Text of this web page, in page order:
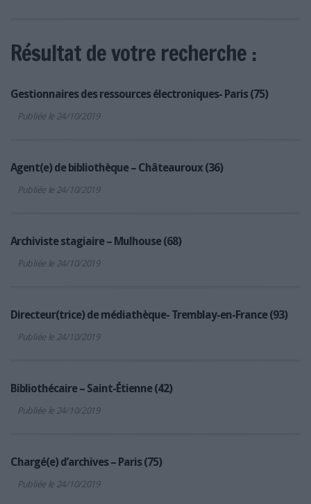
Résultat de votre recherche :
Gestionnaires des ressources électroniques- Paris (75)
Publiée le 24/10/2019
Agent(e) de bibliothèque – Châteauroux (36)
Publiée le 24/10/2019
Archiviste stagiaire – Mulhouse (68)
Publiée le 24/10/2019
Directeur(trice) de médiathèque- Tremblay-en-France (93)
Publiée le 24/10/2019
Bibliothécaire – Saint-Étienne (42)
Publiée le 24/10/2019
Chargé(e) d’archives – Paris (75)
Publiée le 24/10/2019